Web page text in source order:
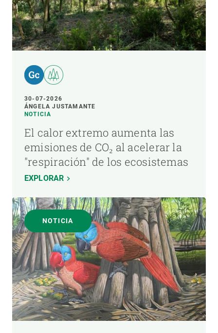
30-07-2026
ÁNGELA JUSTAMANTE
NOTICIA
El calor extremo aumenta las
emisiones de CO₂ al acelerar la
"respiración" de los ecosistemas
EXPLORAR
NOTICIA